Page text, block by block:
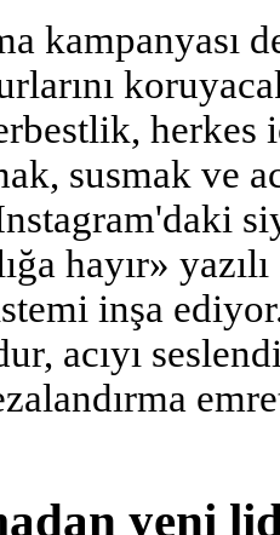
kampanyası
herkes
susmak ve
hayır»
inşa
acıyı
yeni